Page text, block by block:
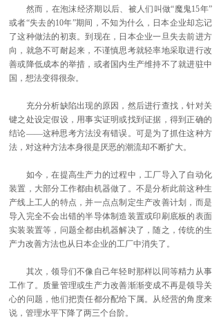
然而，在泡沫经济期以后、被人们叫做“魔鬼15年”
或者“失去的10年”期间，不知为什么，日本企业却忘记
了这种做法的初衷。到现在，日本企业一旦失去前进方
向，就急不可耐起来，不谨慎思考就轻率地采取进行改
善或降低成本的举措，或者国内生产维持不了就进驻中
国，想法变得很杂。
充分分析缺陷出现的原因，然后进行查找，针对关
键之处设定假设，用事实证明或找到证据，得到正确的
结论——这种思考方法没有错误。可是为了抓住这种方
法，对这种方法本身很是厌恶的潮流却不断扩大。
如今，在提高生产力的过程中，工厂导入了自动化
装置，大部分工作都由机器做了。不是分析此前这种生
产线上工人的特点，并一点点制定生产改善计划，而是
导入完全不会出错的半导体制造装置或印刷底板的表面
实装装置等，问题全都由机器解决了，随之，传统的生
产力改善方法也从日本企业的工厂中消失了。
其次，领导们不像自己年轻时那样以同等精力从事
工作了。质量管理或生产力改善渐渐变成不再是领导关
心的问题，他们把责任都分配给下属。从经营的角度来
说，管理水平下降了两三个台阶。